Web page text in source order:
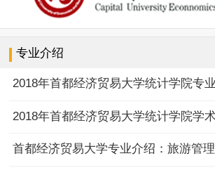
专业介绍
首都经济贸易大学专业介绍：旅游管理